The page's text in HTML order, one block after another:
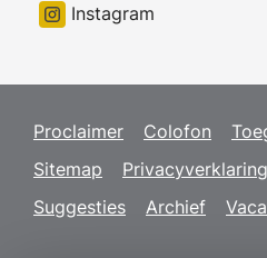
Instagram
Proclaimer Colofon
Sitemap
Privacyverklaring
Suggesties
Archief